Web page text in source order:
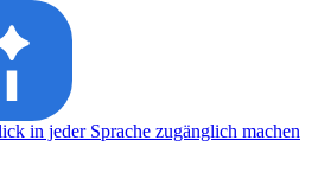
in jeder Sprache zugänglich machen